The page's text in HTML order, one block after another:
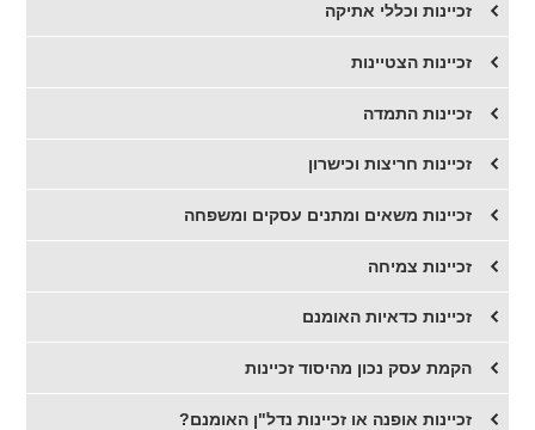
זכיינות וכללי אתיקה
זכיינות הצטיינות
זכיינות התמדה
זכיינות חריצות וכישרון
זכיינות משאים ומתנים עסקים ומשפחה
זכיינות צמיחה
זכיינות כדאיות האומנם
הקמת עסק נכון מהיסוד זכיינות
זכיינות אופנה או זכיינות נדל"ן האומנם?